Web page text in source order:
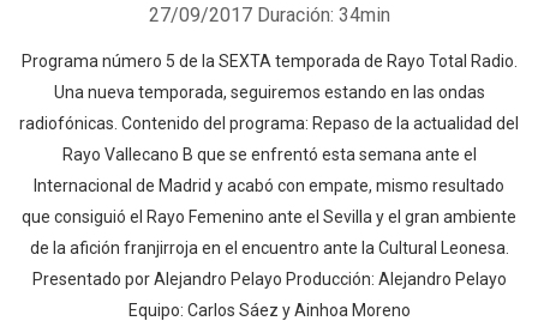
27/09/2017 Duración: 34min
Programa número 5 de la SEXTA temporada de Rayo Total Radio.
Una nueva temporada, seguiremos estando en las ondas
radiofónicas. Contenido del programa: Repaso de la actualidad del
Rayo Vallecano B que se enfrentó esta semana ante el
Internacional de Madrid y acabó con empate, mismo resultado
que consiguió el Rayo Femenino ante el Sevilla y el gran ambiente
de la afición franjirroja en el encuentro ante la Cultural Leonesa.
Presentado por Alejandro Pelayo Producción: Alejandro Pelayo
Equipo: Carlos Sáez y Ainhoa Moreno